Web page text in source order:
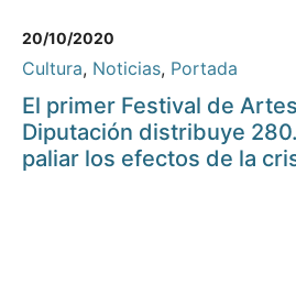
20/10/2020
Cultura, Noticias, Portada
El primer Festival de
Diputación distribuye
paliar los efectos de la